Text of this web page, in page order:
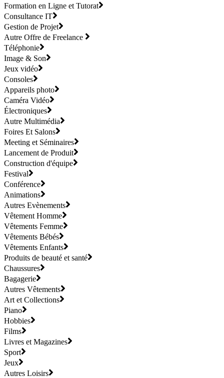
Formation en Ligne et Tutorat
Consultance IT
Gestion de Projet
Autre Offre de Freelance
Téléphonie
Image & Son
Jeux vidéo
Consoles
Appareils photo
Caméra Vidéo
Électroniques
Autre Multimédia
Foires Et Salons
Meeting et Séminaires
Lancement de Produit
Construction d'équipe
Festival
Conférence
Animations
Autres Evènements
Vêtement Homme
Vêtements Femme
Vêtements Bébés
Vêtements Enfants
Produits de beauté et santé
Chaussures
Bagagerie
Autres Vêtements
Art et Collections
Piano
Hobbies
Films
Livres et Magazines
Sport
Jeux
Autres Loisirs